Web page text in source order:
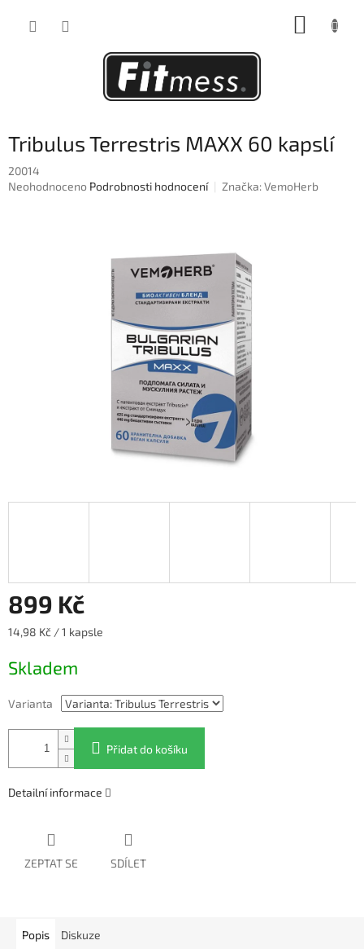
Tribulus Terrestris MAXX 60 kapslí
20014
Průměrné
Neohodnoceno Podrobnosti hodnocení Značka:VemoHerb
899 Kč
Měrná
14,98 Kč / 1 kapsle
Skladem
Varianta
Přidat do košíku
Detailní informace
ZEPTAT SE SDÍLET
Popis Diskuze